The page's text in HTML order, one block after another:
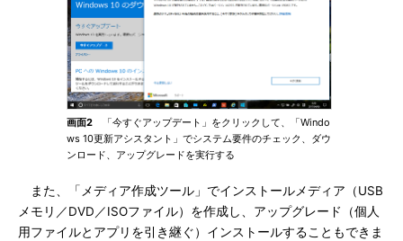
画面2 「今すぐアップデート」をクリックして、「Windo
ws 10更新アシスタント」でシステム要件のチェック、ダウ
ンロード、アップグレードを実行する
また、「メディア作成ツール」でインストールメディア（USB
メモリ／DVD／ISOファイル）を作成し、アップグレード（個人
用ファイルとアプリを引き継ぐ）インストールすることもできま